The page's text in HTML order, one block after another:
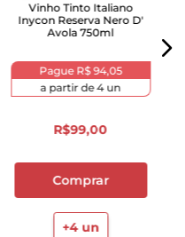
Vinho Tinto Italiano
Inycon Reserva Nero D'
Avola 750ml
Pague R$ 94,05
a partir de4un
R$99,00
Comprar
+4un